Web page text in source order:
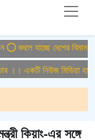
বদলে যাচ্ছে দেশের বিমান ও
নিউজ মিডিয়া
কিয়াং-এর সঙ্গে